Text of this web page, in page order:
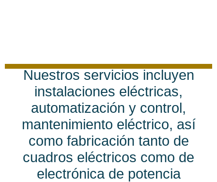
Nuestros servicios incluyen
instalaciones eléctricas,
automatización y control,
mantenimiento eléctrico, así
como fabricación tanto de
cuadros eléctricos como de
electrónica de potencia